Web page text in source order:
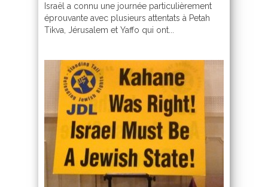
Israël a connu une journée particulièrement
éprouvante avec plusieurs attentats à Petah
Tikva, Jérusalem et Yaffo qui ont...